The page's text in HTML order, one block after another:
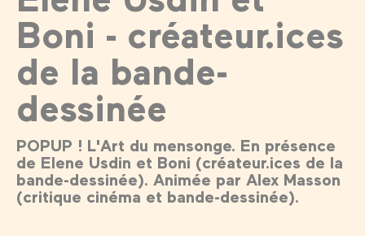
Boni - créateur.ices
de la bande-
dessinée
POPUP ! L'Art du mensonge. En présence
de Elene Usdin et Boni (créateur.ices de la
bande-dessinée). Animée par Alex Masson
(critique cinéma et bande-dessinée).